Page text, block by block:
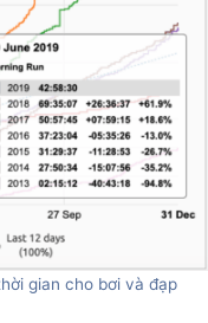
gian cho bơi và đạp